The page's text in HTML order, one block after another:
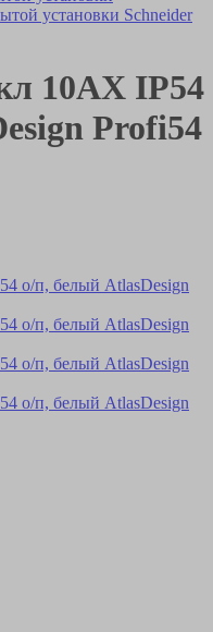
установки Schneider
10АХ IP54
Profi54